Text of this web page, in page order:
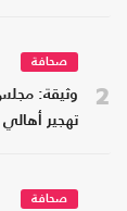
2
صحافة
وثيقة:
تهجير أهالي
صحافة